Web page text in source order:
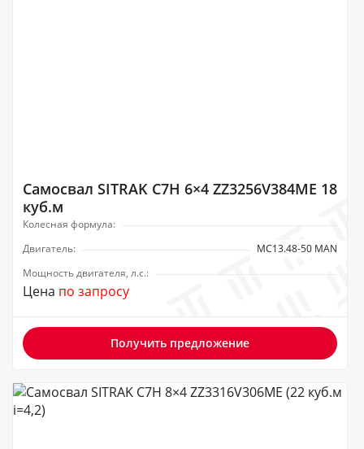
Самосвал SITRAK C7H 6×4 ZZ3256V384ME 18
куб.м
Колесная формула:
Двигатель:
MC13.48-50 MAN
Мощность двигателя, л.с.:
Цена по запросу
Получить предложение